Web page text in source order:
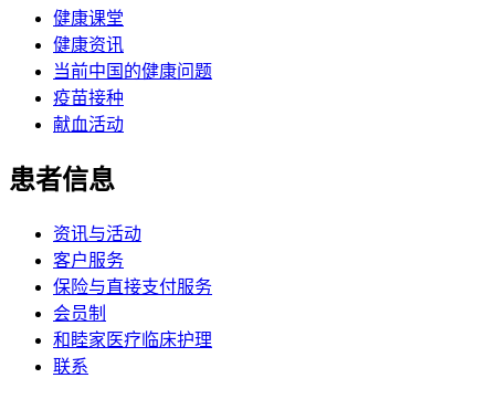
健康课堂
健康资讯
当前中国的健康问题
疫苗接种
献血活动
患者信息
资讯与活动
客户服务
保险与直接支付服务
会员制
和睦家医疗临床护理
联系